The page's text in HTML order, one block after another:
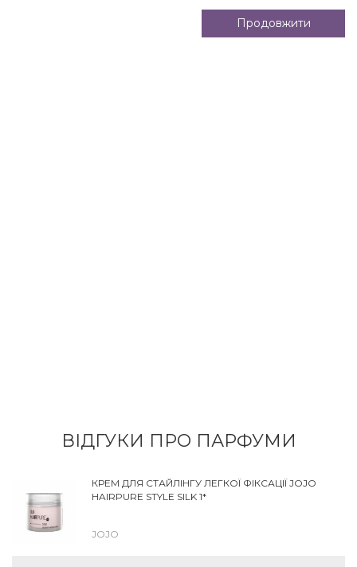
Продовжити
ВІДГУКИ ПРО ПАРФУМИ
КРЕМ ДЛЯ СТАЙЛІНГУ ЛЕГКОЇ ФІКСАЦІЇ JOJO
HAIRPURE STYLE SILK 1*
JOJO